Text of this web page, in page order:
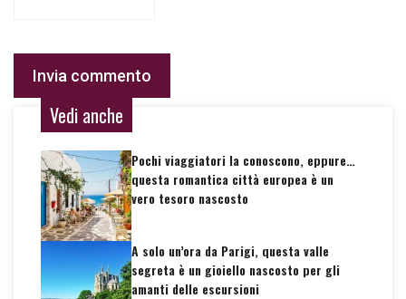
Vedi anche
Pochi viaggiatori la conoscono, eppure…
questa romantica città europea è un
vero tesoro nascosto
A solo un’ora da Parigi, questa valle
segreta è un gioiello nascosto per gli
amanti delle escursioni